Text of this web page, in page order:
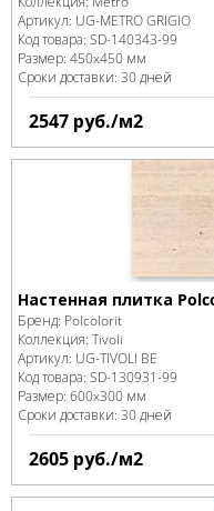
Артикул: UG-METRO GRIGIO
Код товара: SD-140343-99
Размер: 450x450 мм
Сроки доставки: 30 дней
2547 руб./м2
Настенная плитка
Бренд: Polcolorit
Коллекция: Tivoli
Артикул: UG-TIVOLI BE
Код товара: SD-130931-99
Размер: 600x300 мм
Сроки доставки: 30 дней
2605 руб./м2